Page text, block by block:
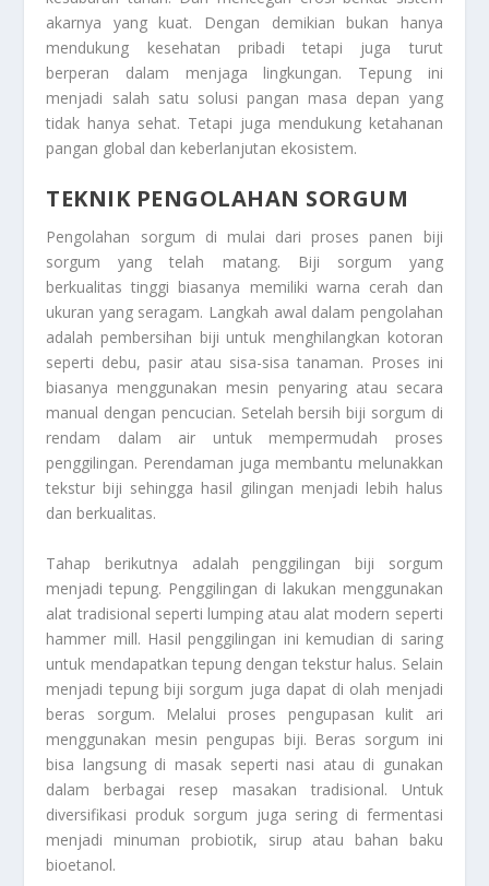
akarnya yang kuat. Dengan demikian bukan hanya
mendukung kesehatan pribadi tetapi juga turut
berperan dalam menjaga lingkungan. Tepung ini
menjadi salah satu solusi pangan masa depan yang
tidak hanya sehat. Tetapi juga mendukung ketahanan
pangan global dan keberlanjutan ekosistem.
TEKNIK PENGOLAHAN SORGUM
Pengolahan sorgum di mulai dari proses panen biji
sorgum yang telah matang. Biji sorgum yang
berkualitas tinggi biasanya memiliki warna cerah dan
ukuran yang seragam. Langkah awal dalam pengolahan
adalah pembersihan biji untuk menghilangkan kotoran
seperti debu, pasir atau sisa-sisa tanaman. Proses ini
biasanya menggunakan mesin penyaring atau secara
manual dengan pencucian. Setelah bersih biji sorgum di
rendam dalam air untuk mempermudah proses
penggilingan. Perendaman juga membantu melunakkan
tekstur biji sehingga hasil gilingan menjadi lebih halus
dan berkualitas.
Tahap berikutnya adalah penggilingan biji sorgum
menjadi tepung. Penggilingan di lakukan menggunakan
alat tradisional seperti lumping atau alat modern seperti
hammer mill. Hasil penggilingan ini kemudian di saring
untuk mendapatkan tepung dengan tekstur halus. Selain
menjadi tepung biji sorgum juga dapat di olah menjadi
beras sorgum. Melalui proses pengupasan kulit ari
menggunakan mesin pengupas biji. Beras sorgum ini
bisa langsung di masak seperti nasi atau di gunakan
dalam berbagai resep masakan tradisional. Untuk
diversifikasi produk sorgum juga sering di fermentasi
menjadi minuman probiotik, sirup atau bahan baku
bioetanol.